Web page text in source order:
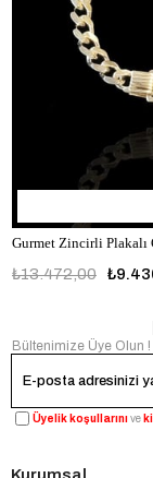
Gurmet Zincirli
₺13.472,00
Bültenimize Üye Olun
Üyelik koşullarınıve
Kurumsal